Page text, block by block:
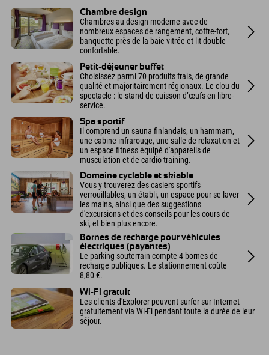
Chambre design
Chambres au design moderne avec de
nombreux espaces de rangement, coffre-fort,
banquette près de la baie vitrée et lit double
confortable.
Petit-déjeuner buffet
Choisissez parmi 70 produits frais, de grande
qualité et majoritairement régionaux. Le clou du
spectacle : le stand de cuisson d’œufs en libre-
service.
Spa sportif
Il comprend un sauna finlandais, un hammam,
une cabine infrarouge, une salle de relaxation et
un espace fitness équipé d'appareils de
musculation et de cardio-training.
Domaine cyclable et skiable
Vous y trouverez des casiers sportifs
verrouillables, un établi, un espace pour se laver
les mains, ainsi que des suggestions
d'excursions et des conseils pour les cours de
ski, et bien plus encore.
Bornes de recharge pour véhicules
électriques (payantes)
Le parking souterrain compte 4 bornes de
recharge publiques. Le stationnement coûte
8,80 €.
Wi-Fi gratuit
Les clients d'Explorer peuvent surfer sur Internet
gratuitement via Wi-Fi pendant toute la durée de leur
séjour.